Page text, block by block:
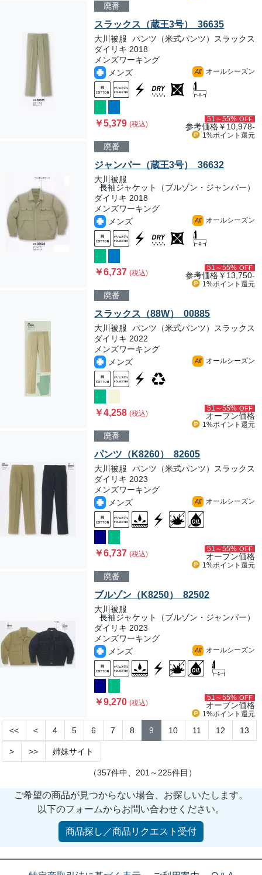
廃番
スラックス（蔵王3号） 36635
大川被服
パンツ（米式パンツ）スラックス
ダイリキ 2018
メンズワーキング
メンズ
All オールシーズン
￥5,379(税込)
51～55% OFF
参考価格￥10,978-
1%ポイント 還元
廃番
ジャンパー（蔵王3号） 36632
大川被服
長袖ジャケット（ブルゾン・ジャンパー）
ダイリキ 2018
メンズワーキング
メンズ
All オールシーズン
￥6,737(税込)
51～55% OFF
参考価格￥13,750-
1%ポイント 還元
廃番
スラックス（88W） 00885
大川被服
パンツ（米式パンツ）スラックス
ダイリキ 2022
メンズワーキング
メンズ
All オールシーズン
￥4,258(税込)
51～55% OFF
オープン価格
1%ポイント 還元
廃番
パンツ（K8260） 82605
大川被服
パンツ（米式パンツ）スラックス
ダイリキ 2023
メンズワーキング
メンズ
All オールシーズン
￥6,737(税込)
51～55% OFF
オープン価格
1%ポイント 還元
廃番
ブルゾン（K8250） 82502
大川被服
長袖ジャケット（ブルゾン・ジャンパー）
ダイリキ 2023
メンズワーキング
メンズ
All オールシーズン
￥9,270(税込)
51～55% OFF
オープン価格
1%ポイント 還元
<< < 4 5 6 7 8 9 10 11 12 13
> >> 姉妹サイト
（357件中、201～225件目）
ご希望の商品が見つからない場合、お探しいたします。
以下のフォームからお問い合わせください。
商品探し／商品リクエスト受付